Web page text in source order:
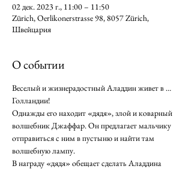
02 дек. 2023 г., 11:00 – 11:50
Zürich, Oerlikonerstrasse 98, 8057 Zürich,
Швейцария
О событии
Веселый и жизнерадостный Аладдин живет в …
Голландии!
Однажды его находит «дядя», злой и коварный
волшебник Джаффар. Он предлагает мальчику
отправиться с ним в пустыню и найти там
волшебную лампу.
В награду «дядя» обещает сделать Аладдина